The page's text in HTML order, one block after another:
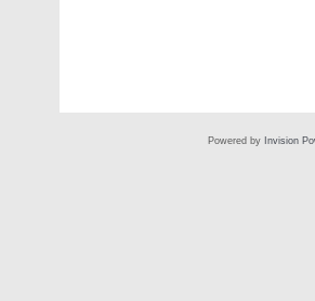
Powered by Invision